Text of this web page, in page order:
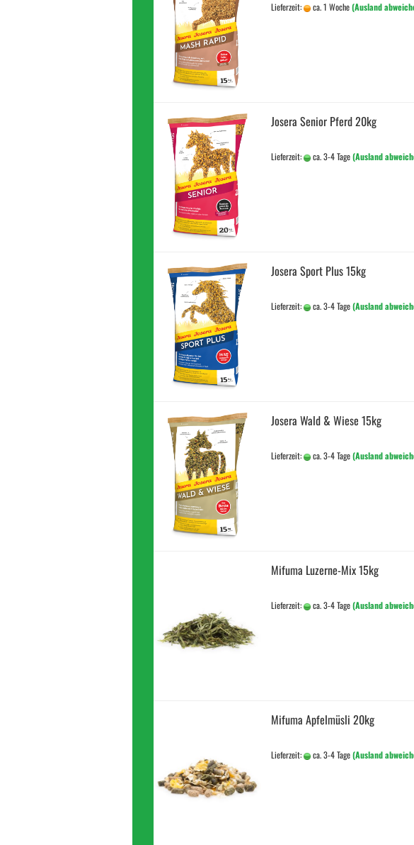
Lieferzeit: ca. 1 Woche(Ausland
Josera Senior Pferd 20kg
Lieferzeit: ca. 3-4 Tage(Ausland
Josera Sport Plus 15kg
Lieferzeit: ca. 3-4 Tage(Ausland
Josera Wald & Wiese 15kg
Lieferzeit: ca. 3-4 Tage(Ausland
Mifuma Luzerne-Mix 15kg
Lieferzeit: ca. 3-4 Tage(Ausland
Mifuma Apfelmüsli 20kg
Lieferzeit: ca. 3-4 Tage(Ausland